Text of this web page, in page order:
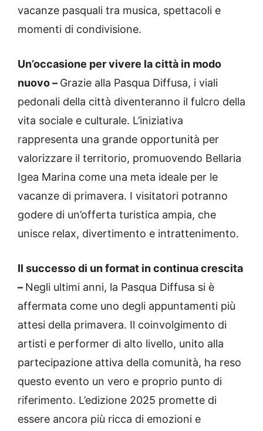
vacanze pasquali tra musica, spettacoli e
momenti di condivisione.
Un’occasione per vivere la città in modo
nuovo – Grazie alla Pasqua Diffusa, i viali
pedonali della città diventeranno il fulcro della
vita sociale e culturale. L’iniziativa
rappresenta una grande opportunità per
valorizzare il territorio, promuovendo Bellaria
Igea Marina come una meta ideale per le
vacanze di primavera. I visitatori potranno
godere di un’offerta turistica ampia, che
unisce relax, divertimento e intrattenimento.
Il successo di un format in continua crescita
– Negli ultimi anni, la Pasqua Diffusa si è
affermata come uno degli appuntamenti più
attesi della primavera. Il coinvolgimento di
artisti e performer di alto livello, unito alla
partecipazione attiva della comunità, ha reso
questo evento un vero e proprio punto di
riferimento. L’edizione 2025 promette di
essere ancora più ricca di emozioni e